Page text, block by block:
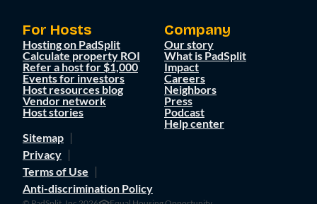
For Hosts
Hosting on PadSplit
Calculate property ROI
Refer a host for $1,000
Events for investors
Host resources blog
Vendor network
Host stories
Company
Our story
What is PadSplit
Impact
Careers
Neighbors
Press
Podcast
Help center
Sitemap
Privacy
Terms of Use
Anti-discrimination Policy